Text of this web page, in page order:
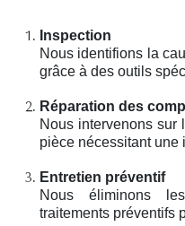
Inspection
Nous identifions la
grâce à des outils
Réparation des
Nous intervenons sur
pièce nécessitant une
Entretien préventif
Nous éliminons
traitements préventifs